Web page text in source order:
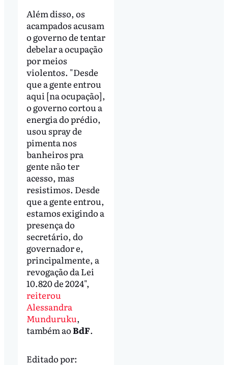
Além disso, os
acampados acusam
o governo de tentar
debelar a ocupação
por meios
violentos. "Desde
que a gente entrou
aqui [na ocupação],
o governo cortou a
energia do prédio,
usou spray de
pimenta nos
banheiros pra
gente não ter
acesso, mas
resistimos. Desde
que a gente entrou,
estamos exigindo a
presença do
secretário, do
governador e,
principalmente, a
revogação da Lei
10.820 de 2024",
reiterou
Alessandra
Munduruku,
também aoBdF.
Editado por: